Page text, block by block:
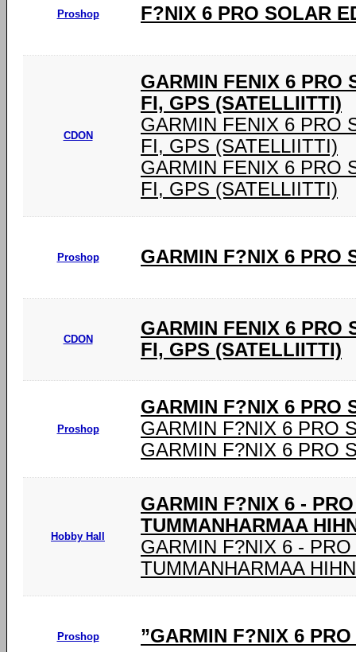
Proshop F?NIX 6 PRO SOLAR
CDON
GARMIN FENIX 6 PRO
FI, GPS (SATELLIITTI)
GARMIN FENIX 6 PRO
FI, GPS (SATELLIITTI)
GARMIN FENIX 6 PRO
FI, GPS (SATELLIITTI)
Proshop GARMIN F?NIX 6 PRO
CDON
GARMIN FENIX 6 PRO
FI, GPS (SATELLIITTI)
Proshop
GARMIN F?NIX 6 PRO
GARMIN F?NIX 6 PRO
GARMIN F?NIX 6 PRO
Hobby Hall
GARMIN F?NIX 6 -
TUMMANHARMAA
GARMIN F?NIX 6 -
TUMMANHARMAA
Proshop ”GARMIN F?NIX 6